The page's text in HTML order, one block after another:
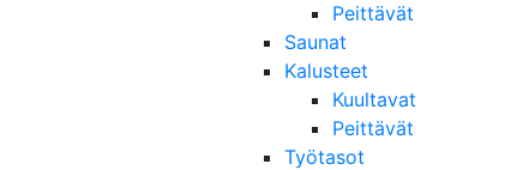
Peittävät
Saunat
Kalusteet
Kuultavat
Peittävät
Työtasot